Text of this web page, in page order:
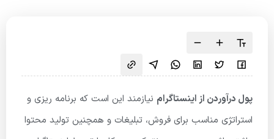
پول درآوردن از اینستاگرام نیازمند این است که برنامه ریزی و
استراتژی مناسب برای فروش، تبلیغات و همچنین تولید محتوا